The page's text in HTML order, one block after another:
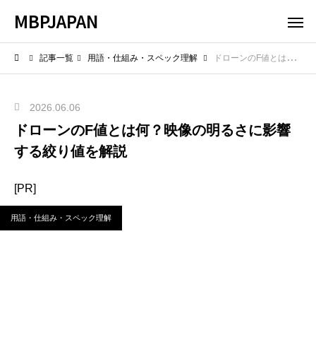
MBPJAPAN
記事一覧 用語・仕組み・スペック理解 ドローンのF値とは何？映像の明るさに影響する絞り値を解説
2026.06.06
ドローンのF値とは何？映像の明るさに影響
する絞り値を解説
[PR]
用語・仕組み・スペック理解